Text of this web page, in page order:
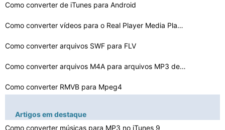
Como converter de iTunes para Android
Como converter vídeos para o Real Player Media Player
Como converter arquivos SWF para FLV
Como converter arquivos M4A para arquivos MP3 de graça…
Como converter RMVB para Mpeg4
Como converter WMA protegidos músicas para MP3
Artigos em destaque
Como converter músicas para MP3 no iTunes 9